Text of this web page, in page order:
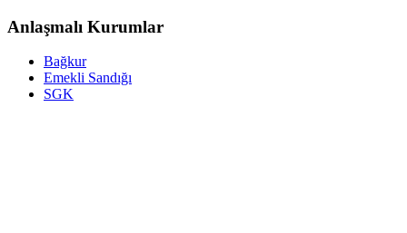
Anlaşmalı Kurumlar
Bağkur
Emekli Sandığı
SGK